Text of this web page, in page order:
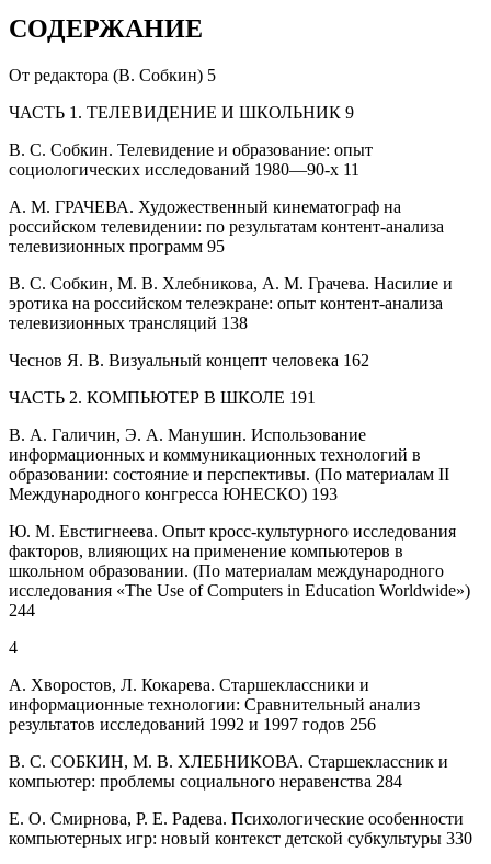
СОДЕРЖАНИЕ
От редактора (В. Собкин) 5
ЧАСТЬ 1. ТЕЛЕВИДЕНИЕ И ШКОЛЬНИК 9
В. С. Собкин. Телевидение и образование: опыт
социологических исследований 1980—90-х 11
А. М. ГРАЧЕВА. Художественный кинематограф на
российском телевидении: по результатам контент-анализа
телевизионных программ 95
В. С. Собкин, М. В. Хлебникова, А. М. Грачева. Насилие и
эротика на российском телеэкране: опыт контент-анализа
телевизионных трансляций 138
Чеснов Я. В. Визуальный концепт человека 162
ЧАСТЬ 2. КОМПЬЮТЕР В ШКОЛЕ 191
В. А. Галичин, Э. А. Манушин. Использование
информационных и коммуникационных технологий в
образовании: состояние и перспективы. (По материалам II
Международного конгресса ЮНЕСКО) 193
Ю. М. Евстигнеева. Опыт кросс-культурного исследования
факторов, влияющих на применение компьютеров в
школьном образовании. (По материалам международного
исследования «The Use of Computers in Education Worldwide»)
244
4
А. Хворостов, Л. Кокарева. Старшеклассники и
информационные технологии: Сравнительный анализ
результатов исследований 1992 и 1997 годов 256
В. С. СОБКИН, М. В. ХЛЕБНИКОВА. Старшеклассник и
компьютер: проблемы социального неравенства 284
Е. О. Смирнова, Р. Е. Радева. Психологические особенности
компьютерных игр: новый контекст детской субкультуры 330